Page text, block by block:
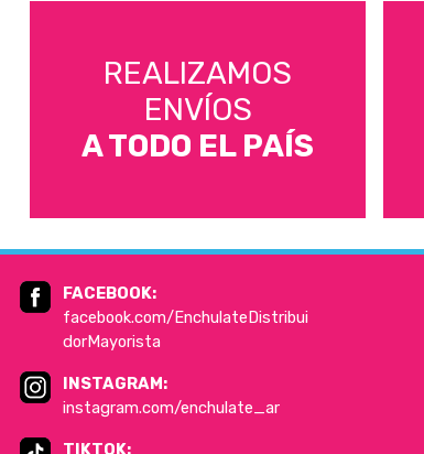
REALIZAMOS
ENVÍOS
A TODO EL PAÍS
FACEBOOK:
facebook.com/EnchulateDistribui
dorMayorista
INSTAGRAM:
instagram.com/enchulate_ar
TIKTOK: